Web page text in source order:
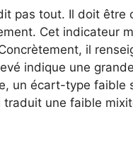
pas tout. Il doit être
Cet indicateur
il
indique une
un écart-type
traduit une faible